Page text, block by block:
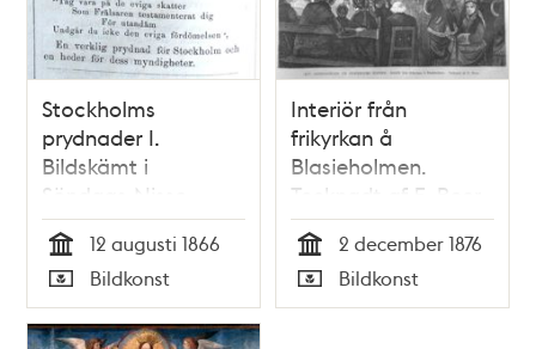
Stockholms
prydnader I.
Bildskämt i
Söndags-Nisse –
Illustreradt
Veckoblad för
Skämt, Humor och
Satir, nr 33, den 12
augusti 1866
Tid
12 augusti 1866
Typ
Bildkonst
Interiör från
frikyrkan å
Blasieholmen.
Tecknadt af E. Beer.
Tid
2 december 1876
Typ
Bildkonst